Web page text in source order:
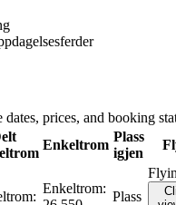
prices, and booking
Enkeltrom
Plass
igjen
:
Enkeltrom:
Plass